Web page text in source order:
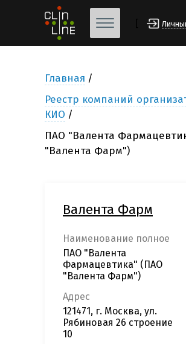
Главная
Реестр компаний
КИО
ПАО "Валента
"Валента Фарм")
Валента Фарм
Наименование полное
ПАО "Валента
Фармацевтика" (ПАО
"Валента Фарм")
Адрес
121471, г. Москва, ул.
Рябиновая 26 строение
10